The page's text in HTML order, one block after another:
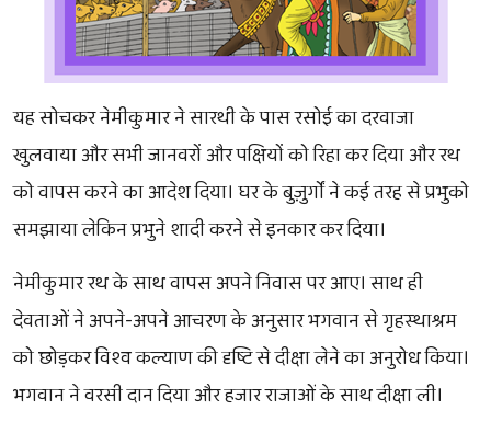
यह सोचकर नेमीकुमार ने सारथी के पास रसोई का दरवाजा
खुलवाया और सभी जानवरों और पक्षियों को रिहा कर दिया और रथ
को वापस करने का आदेश दिया। घर के बुज़ुर्गों ने कई तरह से प्रभुको
समझाया लेकिन प्रभुने शादी करने से इनकार कर दिया।
नेमीकुमार रथ के साथ वापस अपने निवास पर आए। साथ ही
देवताओं ने अपने-अपने आचरण के अनुसार भगवान से गृहस्थाश्रम
को छोड़कर विश्व कल्याण की दृष्टि से दीक्षा लेने का अनुरोध किया।
भगवान ने वरसी दान दिया और हजार राजाओं के साथ दीक्षा ली।